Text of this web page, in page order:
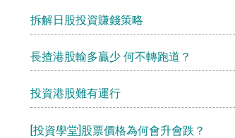
拆解日股投資賺錢策略
長揸港股輸多贏少 何不轉跑道？
投資港股難有運行
[投資學堂]股票價格為何會升會跌？